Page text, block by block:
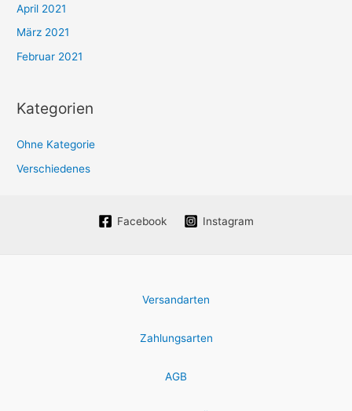
April 2021
März 2021
Februar 2021
Kategorien
Ohne Kategorie
Verschiedenes
Facebook Instagram
Versandarten
Zahlungsarten
AGB